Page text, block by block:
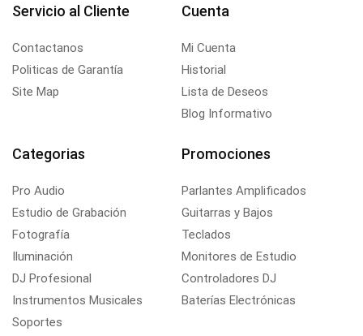
Servicio al Cliente
Contactanos
Politicas de Garantía
Site Map
Cuenta
Mi Cuenta
Historial
Lista de Deseos
Blog Informativo
Categorias
Pro Audio
Estudio de Grabación
Fotografía
Iluminación
DJ Profesional
Instrumentos Musicales
Soportes
Promociones
Parlantes Amplificados
Guitarras y Bajos
Teclados
Monitores de Estudio
Controladores DJ
Baterías Electrónicas